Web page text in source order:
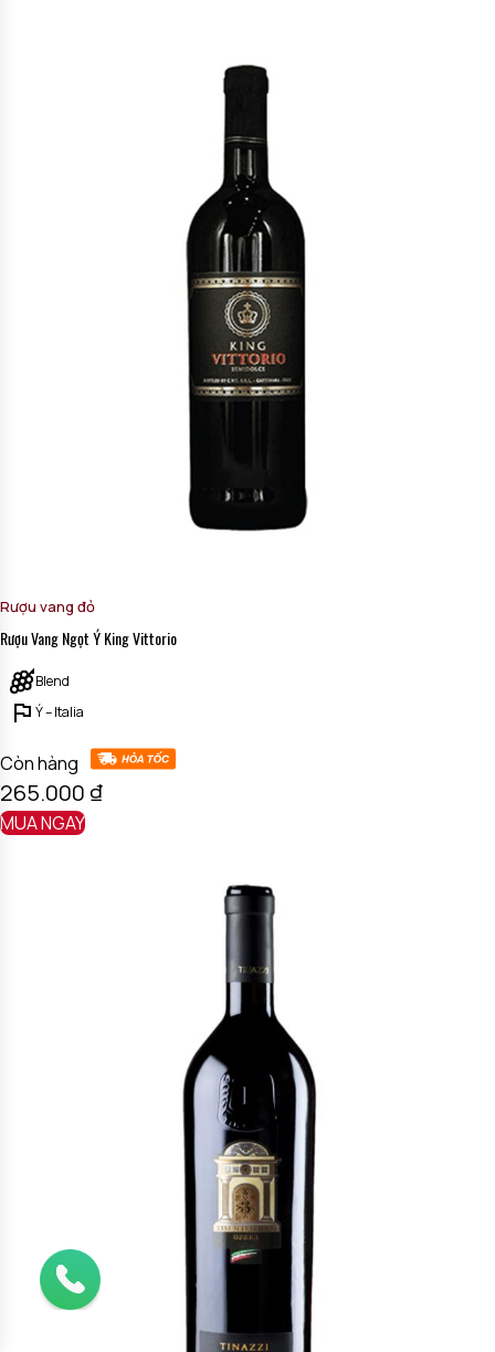
Rượu vang đỏ
Rượu Vang Ngọt Ý King Vittorio
Blend
Ý – Italia
Còn hàng
265.000₫
MUA NGAY